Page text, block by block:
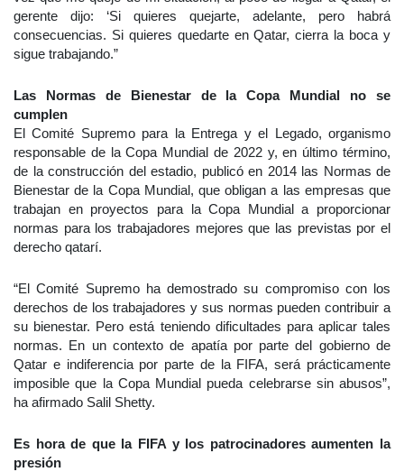
gerente dijo: ‘Si quieres quejarte, adelante, pero habrá
consecuencias. Si quieres quedarte en Qatar, cierra la boca y
sigue trabajando.”
Las Normas de Bienestar de la Copa Mundial no se
cumplen
El Comité Supremo para la Entrega y el Legado, organismo
responsable de la Copa Mundial de 2022 y, en último término,
de la construcción del estadio, publicó en 2014 las Normas de
Bienestar de la Copa Mundial, que obligan a las empresas que
trabajan en proyectos para la Copa Mundial a proporcionar
normas para los trabajadores mejores que las previstas por el
derecho qatarí.
“El Comité Supremo ha demostrado su compromiso con los
derechos de los trabajadores y sus normas pueden contribuir a
su bienestar. Pero está teniendo dificultades para aplicar tales
normas. En un contexto de apatía por parte del gobierno de
Qatar e indiferencia por parte de la FIFA, será prácticamente
imposible que la Copa Mundial pueda celebrarse sin abusos”,
ha afirmado Salil Shetty.
Es hora de que la FIFA y los patrocinadores aumenten la
presión